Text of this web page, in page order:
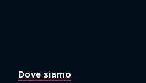
Dove siamo